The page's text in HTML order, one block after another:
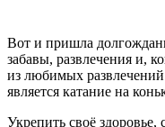
Вот и пришла
забавы, развлечения и,
из любимых развлечений
является катание на
Укрепить своё здоровье,